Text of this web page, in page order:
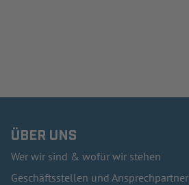
ÜBER UNS
Wer wir sind & wofür wir stehen
Geschäftsstellen und Ansprechpartner